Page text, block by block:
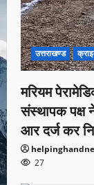
उत्तराखण्ड
मरियम
संस्थापक पक्ष
आर दर्ज कर
27